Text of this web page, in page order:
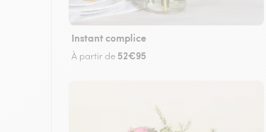
Instant complice
À partir de 52€95